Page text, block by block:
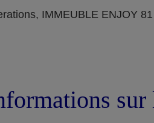
IMMEUBLE ENJOY
sur